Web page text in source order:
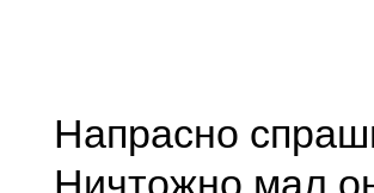
Напрасно
Ничтожно мал